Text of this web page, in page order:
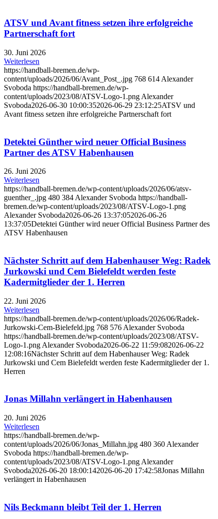
ATSV und Avant fitness setzen ihre erfolgreiche
Partnerschaft fort
30. Juni 2026
Weiterlesen
https://handball-bremen.de/wp-
content/uploads/2026/06/Avant_Post_.jpg 768 614 Alexander
Svoboda https://handball-bremen.de/wp-
content/uploads/2023/08/ATSV-Logo-1.png Alexander
Svoboda2026-06-30 10:00:352026-06-29 23:12:25ATSV und
Avant fitness setzen ihre erfolgreiche Partnerschaft fort
Detektei Günther wird neuer Official Business
Partner des ATSV Habenhausen
26. Juni 2026
Weiterlesen
https://handball-bremen.de/wp-content/uploads/2026/06/atsv-
guenther_.jpg 480 384 Alexander Svoboda https://handball-
bremen.de/wp-content/uploads/2023/08/ATSV-Logo-1.png
Alexander Svoboda2026-06-26 13:37:052026-06-26
13:37:05Detektei Günther wird neuer Official Business Partner des
ATSV Habenhausen
Nächster Schritt auf dem Habenhauser Weg: Radek
Jurkowski und Cem Bielefeldt werden feste
Kadermitglieder der 1. Herren
22. Juni 2026
Weiterlesen
https://handball-bremen.de/wp-content/uploads/2026/06/Radek-
Jurkowski-Cem-Bielefeld.jpg 768 576 Alexander Svoboda
https://handball-bremen.de/wp-content/uploads/2023/08/ATSV-
Logo-1.png Alexander Svoboda2026-06-22 11:59:082026-06-22
12:08:16Nächster Schritt auf dem Habenhauser Weg: Radek
Jurkowski und Cem Bielefeldt werden feste Kadermitglieder der 1.
Herren
Jonas Millahn verlängert in Habenhausen
20. Juni 2026
Weiterlesen
https://handball-bremen.de/wp-
content/uploads/2026/06/Jonas_Millahn.jpg 480 360 Alexander
Svoboda https://handball-bremen.de/wp-
content/uploads/2023/08/ATSV-Logo-1.png Alexander
Svoboda2026-06-20 18:00:142026-06-20 17:42:58Jonas Millahn
verlängert in Habenhausen
Nils Beckmann bleibt Teil der 1. Herren